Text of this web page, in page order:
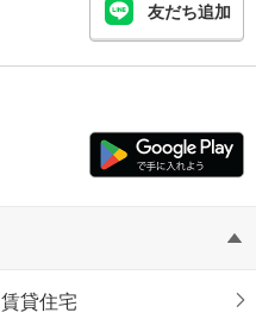
友だち追加
賃貸住宅